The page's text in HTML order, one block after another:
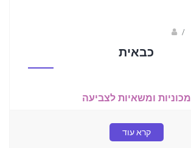
/
כבאית
מכוניות ומשאיות לצביעה
קרא עוד